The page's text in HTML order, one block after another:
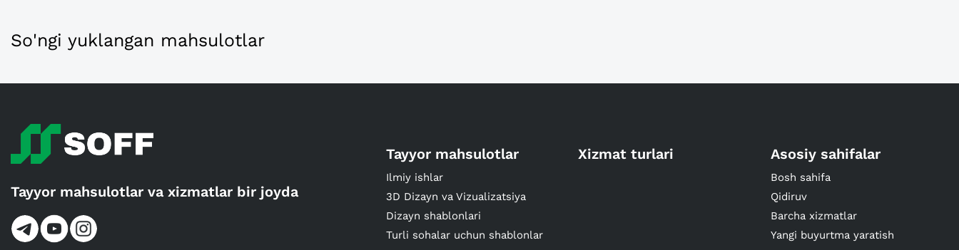
So'ngi yuklangan mahsulotlar
Tayyor mahsulotlar va xizmatlar bir joyda
Tayyor mahsulotlar
Ilmiy ishlar
3D Dizayn va Vizualizatsiya
Dizayn shablonlari
Turli sohalar uchun shablonlar
Xizmat turlari Asosiy sahifalar
Bosh sahifa
Qidiruv
Barcha xizmatlar
Yangi buyurtma yaratish